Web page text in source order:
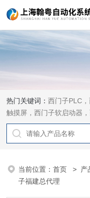
热门关键词：西门子PLC
触摸屏，西门子软启动器
头，西门子CP通讯网卡，
当前位置：首页 > 产
子福建总代理